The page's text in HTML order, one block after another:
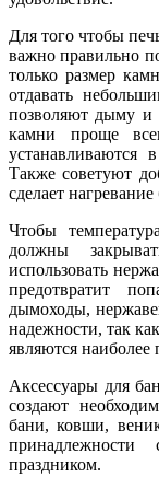
Для того чтобы
важно правильно
только размер
отдавать
позволяют дыму и
камни проще
Также советуют
сделает
Чтобы
должны
использовать
предотвратит
дымоходы,
надежности, так
являются
Аксессуары для
создают
бани, ковши,
праздником.